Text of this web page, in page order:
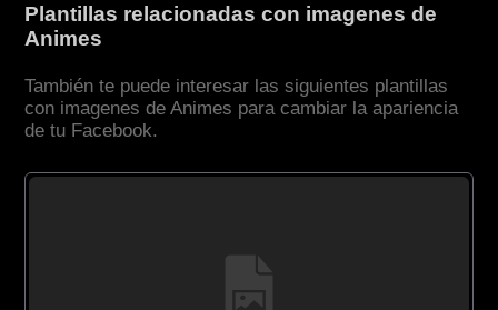
Plantillas relacionadas con imagenes de
Animes
También te puede interesar las siguientes plantillas
con imagenes de Animes para cambiar la apariencia
de tu Facebook.